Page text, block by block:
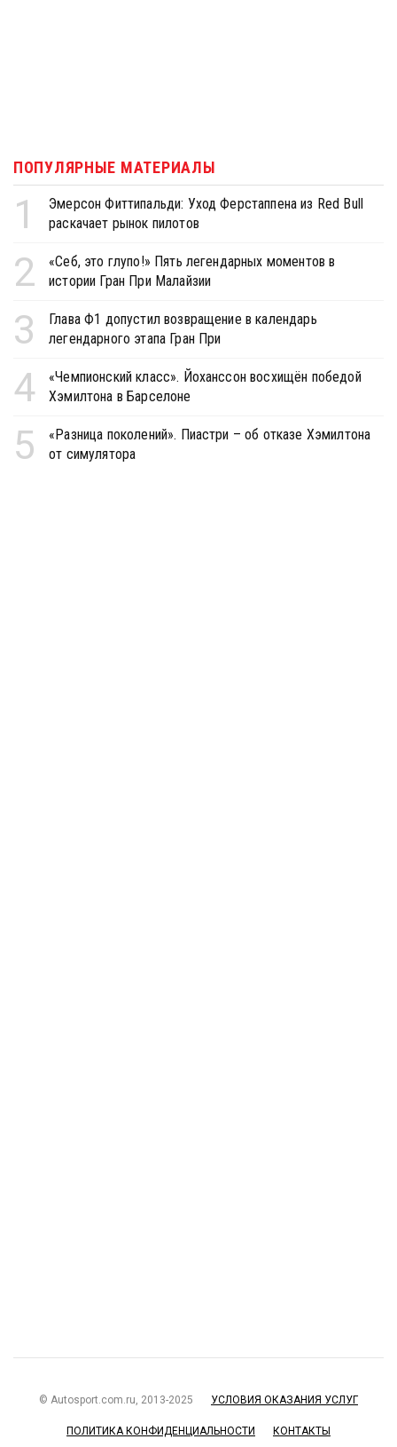
ПОПУЛЯРНЫЕ МАТЕРИАЛЫ
1
Эмерсон Фиттипальди: Уход Ферстаппена из Red Bull
раскачает рынок пилотов
2
«Себ, это глупо!» Пять легендарных моментов в
истории Гран При Малайзии
3
Глава Ф1 допустил возвращение в календарь
легендарного этапа Гран При
4
«Чемпионский класс». Йоханссон восхищён победой
Хэмилтона в Барселоне
5
«Разница поколений». Пиастри – об отказе Хэмилтона
от симулятора
© Autosport.com.ru, 2013-2025 УСЛОВИЯ ОКАЗАНИЯ УСЛУГ
ПОЛИТИКА КОНФИДЕНЦИАЛЬНОСТИ КОНТАКТЫ